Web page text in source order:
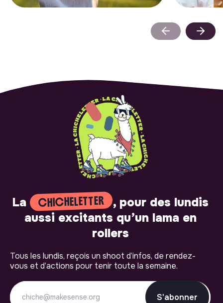
La CHICHELETTER
, pour des lundis
aussi excitants qu’un lama en
rollers
Tous les lundis, reçois un shoot d’infos, de rendez-
vous et d’actions pour tenir toute la semaine.
S'abonner